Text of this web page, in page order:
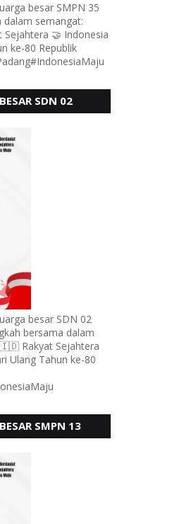
besar SMPN 35
dalam semangat:
🤝 Indonesia
ke-80 Republik
SDN 02
besar SDN 02
bersama dalam
Rakyat Sejahtera
Ulang Tahun ke-80
SMPN 13